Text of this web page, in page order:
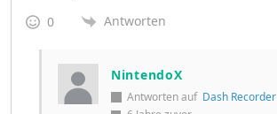
0 Antworten
NintendoX
Antworten auf Dash Recorder